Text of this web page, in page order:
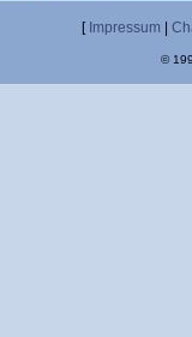
[ Impressum
©